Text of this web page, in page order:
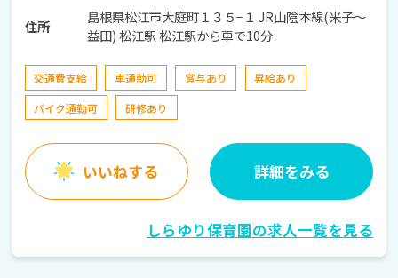
住所
島根県松江市大庭町１３５−１ JR山陰本線(米子～
益田) 松江駅 松江駅から車で10分
交通費支給 車通勤可 賞与あり
昇給あり
バイク通勤可
研修あり
いいねする 詳細をみる
しらゆり保育園の求人一覧を見る